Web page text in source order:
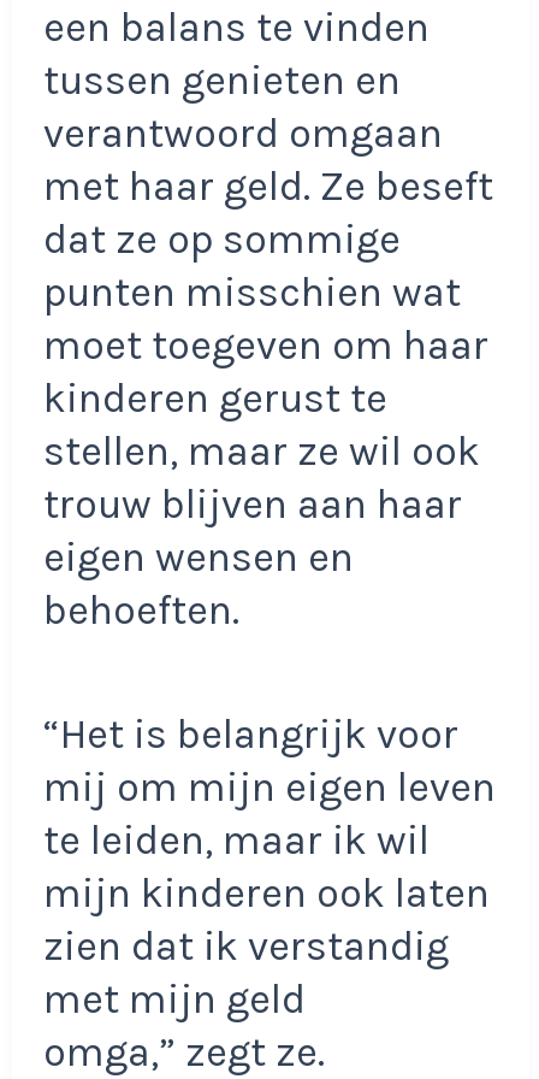
een balans te vinden
tussen genieten en
verantwoord omgaan
met haar geld. Ze beseft
dat ze op sommige
punten misschien wat
moet toegeven om haar
kinderen gerust te
stellen, maar ze wil ook
trouw blijven aan haar
eigen wensen en
behoeften.
“Het is belangrijk voor
mij om mijn eigen leven
te leiden, maar ik wil
mijn kinderen ook laten
zien dat ik verstandig
met mijn geld
omga,” zegt ze.